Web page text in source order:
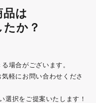
は
か？
場合がございます。
軽にお問い合わせくださ
選択をご提案いたします！